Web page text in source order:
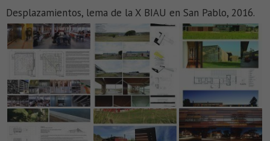
Desplazamientos, lema de la X BIAU en San Pablo, 2016.